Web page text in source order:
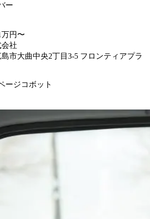
ー
万円〜
社
市大曲中央2丁目3-5 フロンティアプラ
ージコボット